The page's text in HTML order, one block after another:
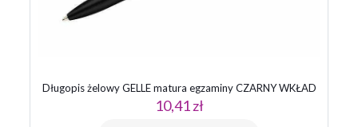
Długopis żelowy GELLE matura egzaminy CZARNY WKŁAD
10,41zł